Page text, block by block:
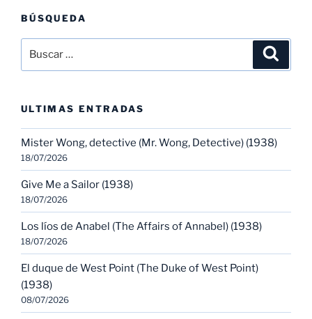
BÚSQUEDA
por:
ULTIMAS ENTRADAS
Mister Wong, detective (Mr. Wong, Detective) (1938)
18/07/2026
Give Me a Sailor (1938)
18/07/2026
Los líos de Anabel (The Affairs of Annabel) (1938)
18/07/2026
El duque de West Point (The Duke of West Point)
(1938)
08/07/2026